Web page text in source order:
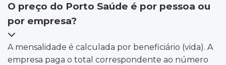
O preço do Porto Saúde é por pessoa ou
por empresa?
A mensalidade é calculada por beneficiário (vida). A
empresa paga o total correspondente ao número